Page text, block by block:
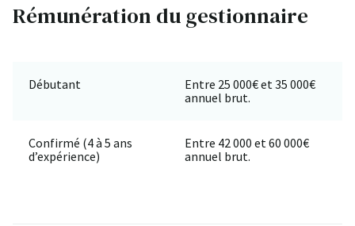
Rémunération du gestionnaire
Débutant
Entre 25 000€ et 35 000€
annuel brut.
Confirmé (4 à 5 ans
d’expérience)
Entre 42 000 et 60 000€
annuel brut.